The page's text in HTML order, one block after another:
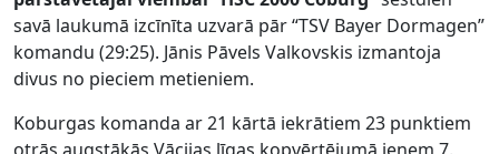
savā laukumā izcīnīta uzvarā pār “TSV Bayer Dormagen”
komandu (29:25). Jānis Pāvels Valkovskis izmantoja
divus no pieciem metieniem.
Koburgas komanda ar 21 kārtā iekrātiem 23 punktiem
otrās augstākās Vācijas līgas kopvērtējumā ieņem 7.